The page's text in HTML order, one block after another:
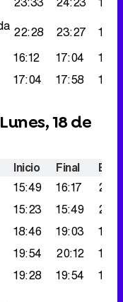
22:28 23:27
16:12 17:04
17:04 17:58
18 de
Inicio Final
15:49 16:17
15:23 15:49
18:46 19:03
19:54 20:12
19:28 19:54